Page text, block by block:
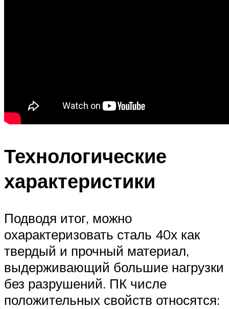
Технологические
характеристики
Подводя итог, можно
охарактеризовать сталь 40х как
твердый и прочный материал,
выдерживающий большие нагрузки
без разрушений. ПК числе
положительных свойств относятся: